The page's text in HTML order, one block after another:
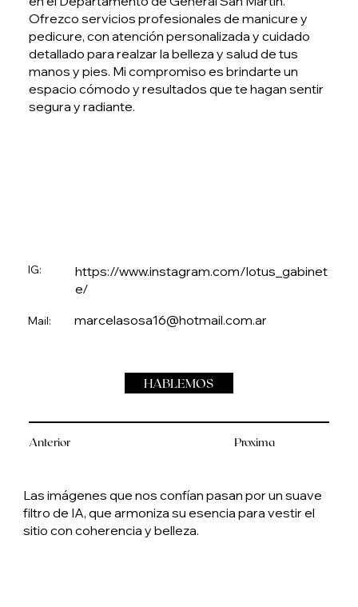
Anterior Proxima
Ofrezco servicios profesionales de manicure y
pedicure, con atención personalizada y cuidado
detallado para realzar la belleza y salud de tus
manos y pies. Mi compromiso es brindarte un
espacio cómodo y resultados que te hagan sentir
segura y radiante.
IG:
https://www.instagram.com/lotus_gabinet
e/
Mail: marcelasosa16@hotmail.com.ar
HABLEMOS
Las imágenes que nos confían pasan por un suave
filtro de IA, que armoniza su esencia para vestir el
sitio con coherencia y belleza.